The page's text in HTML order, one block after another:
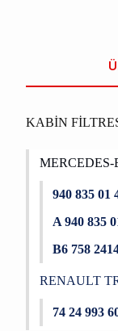
KABİN
940 835 01
A 940 835
B6 758
RENAULT
74 24 993